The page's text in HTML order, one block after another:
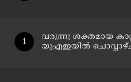
വരുന്നു ശക്തമായ
യുഎഇയില്‍